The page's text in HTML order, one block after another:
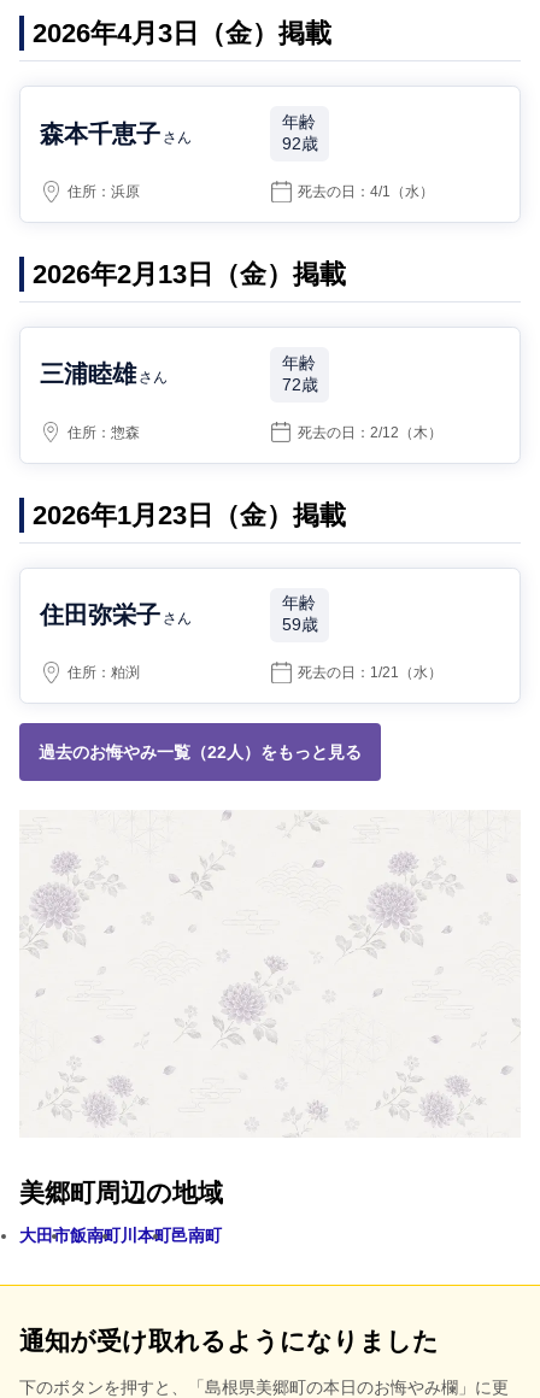
2026年4月3日（金）掲載
森本千恵子 さん
年齢
92歳
住所：浜原 死去の日：4/1 （水）
2026年2月13日（金）掲載
三浦睦雄 さん
年齢
72歳
住所：惣森 死去の日：2/12 （木）
2026年1月23日（金）掲載
住田弥栄子 さん
年齢
59歳
住所：粕渕 死去の日： 1/21 （水）
過去のお悔やみ一覧（22人）をもっと見る
美郷町周辺の地域
大田市飯南町川本町邑南町
通知が受け取れるようになりました
下のボタンを押すと、
「島根県美郷町の本日のお悔やみ欄」に更